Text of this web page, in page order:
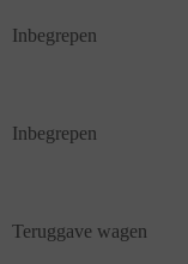
Inbegrepen
Inbegrepen
Teruggave wagen